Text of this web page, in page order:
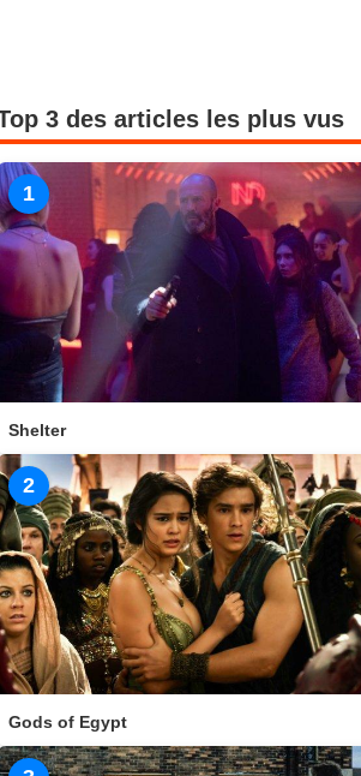
3 des articles les plus vus
1
Shelter
2
Gods of Egypt